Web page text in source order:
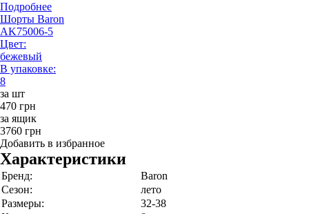
Подробнее
Шорты Baron
AK75006-5
Цвет:
бежевый
В упаковке:
8
за шт
470 грн
за ящик
3760 грн
Добавить в избранное
Характеристики
Бренд:
Baron
Сезон:
лето
Размеры:
32-38